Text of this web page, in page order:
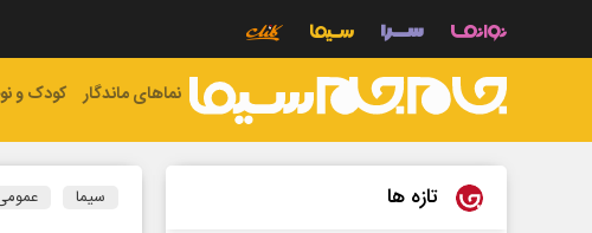
نماهای ماندگار کودک و
سیما تازه ها